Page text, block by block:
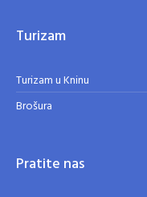
Turizam
Turizam u Kninu
Brošura
Pratite nas